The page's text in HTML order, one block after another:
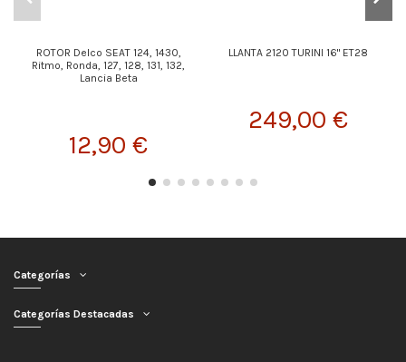
ROTOR Delco SEAT 124, 1430,
Ritmo, Ronda, 127, 128, 131, 132,
Lancia Beta
12,90 €
LLANTA 2120 TURINI 16" ET28
249,00 €
Categorías
Categorías Destacadas